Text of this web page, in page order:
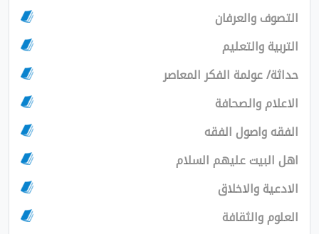
التصوف والعرفان
التربية والتعليم
حداثة/ عولمة الفكر المعاصر
الاعلام والصحافة
الفقه واصول الفقه
اهل البيت عليهم السلام
الادعية والاخلاق
العلوم والثقافة